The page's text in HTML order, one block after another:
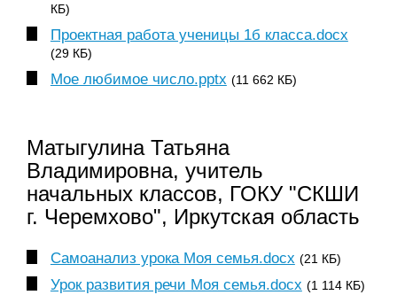
КБ)
Проектная работа ученицы 1б класса.docx
(29 КБ)
Мое любимое число.pptx (11 662 КБ)
Матыгулина Татьяна
Владимировна, учитель
начальных классов, ГОКУ "СКШИ
г. Черемхово", Иркутская облаcть
Самоанализ урока Моя семья.docx (21 КБ)
Урок развития речи Моя семья.docx (1 114 КБ)